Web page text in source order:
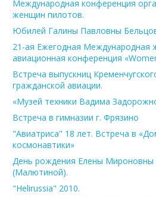
Международная конференция
женщин пилотов.
Юбилей Галины Павловны
21-ая Ежегодная Международная
авиационная конференция
Встреча выпускниц
гражданской авиации.
«Музей техники Вадима
Встреча в гимназии г. Фрязино
"Авиатриса" 18 лет. Встреча в
космонавтики»
День рождения Елены Мироновны
(Малютиной).
"Helirussia" 2010.